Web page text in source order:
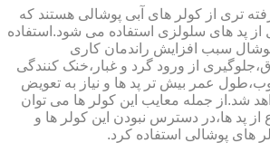
تری از کولر های آبی پوشالی هستند که
از پد های سلولزی استفاده می شود.استفاده
سبب افزایش راندمان کاری
از ورود گرد و غبار،خنک کنندگی
عمر بیش تر پد ها و نیاز به تعویض
شد.از جمله معایب این کولر ها می توان
از پد ها،در دسترس نبودن این کولر ها و
های پوشالی استفاده کرد.